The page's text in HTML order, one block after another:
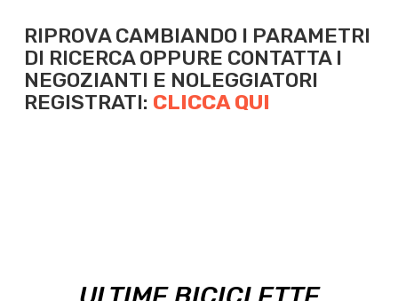
RIPROVA CAMBIANDO I PARAMETRI
DI RICERCA OPPURE CONTATTA I
NEGOZIANTI E NOLEGGIATORI
REGISTRATI: CLICCA QUI